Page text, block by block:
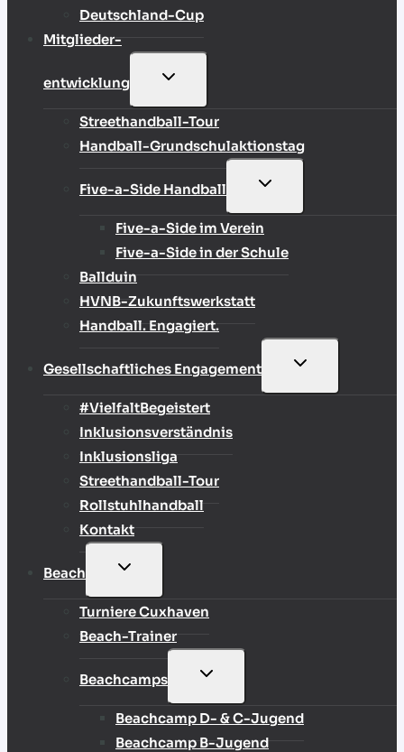
Deutschland-Cup
Mitglieder-
entwicklung
UNTERMENÜ
Streethandball-Tour
Handball-Grundschulaktionstag
Five-a-Side Handball
UNTERMENÜ
Five-a-Side im Verein
Five-a-Side in der Schule
Ballduin
HVNB-Zukunftswerkstatt
Handball. Engagiert.
Gesellschaftliches Engagement
UNTERMENÜ
#VielfaltBegeistert
Inklusionsverständnis
Inklusionsliga
Streethandball-Tour
Rollstuhlhandball
Kontakt
Beach
UNTERMENÜ
Turniere Cuxhaven
Beach-Trainer
Beachcamps
UNTERMENÜ
Beachcamp D- & C-Jugend
Beachcamp B-Jugend